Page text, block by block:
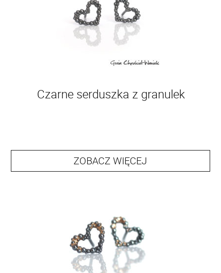
Czarne serduszka z granulek
ZOBACZ WIĘCEJ